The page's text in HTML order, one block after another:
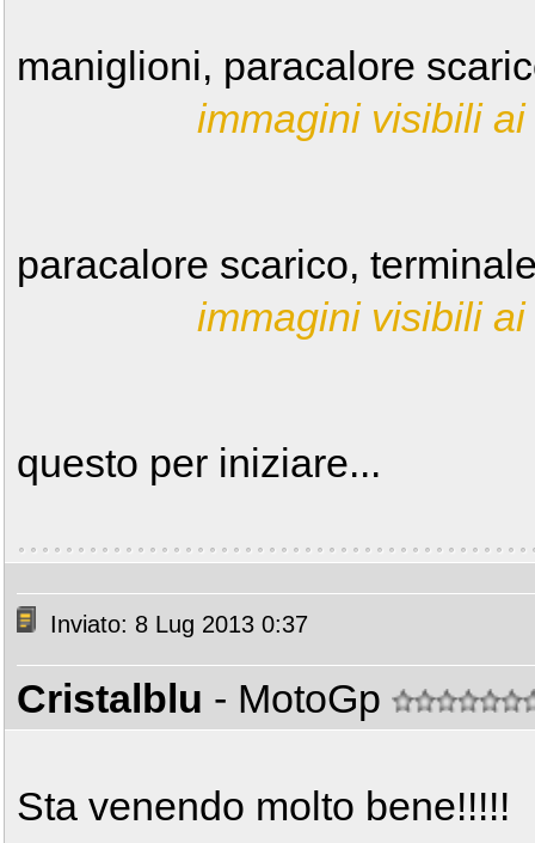
maniglioni, paracalore
immagini visibili
paracalore scarico,
immagini visibili
questo per iniziare...
Inviato: 8 Lug 2013 0:37
Cristalblu - MotoGp
Sta venendo molto bene!!!!!